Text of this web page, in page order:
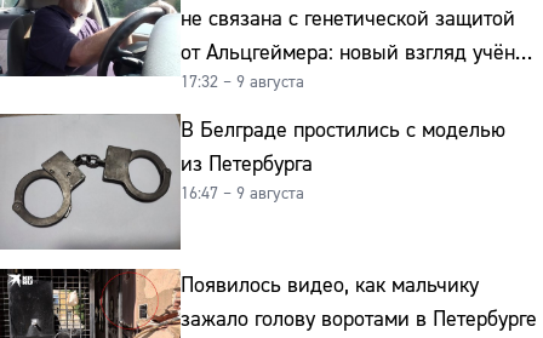
не связана с генетической защитой
от Альцгеймера: новый взгляд учёных
на старение мозга
17:32 – 9 августа
В Белграде простились с моделью
из Петербурга
16:47 – 9 августа
Появилось видео, как мальчику
зажало голову воротами в Петербурге